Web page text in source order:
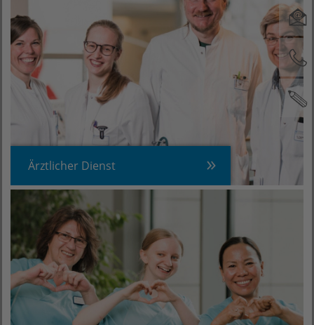
Ärztlicher Dienst